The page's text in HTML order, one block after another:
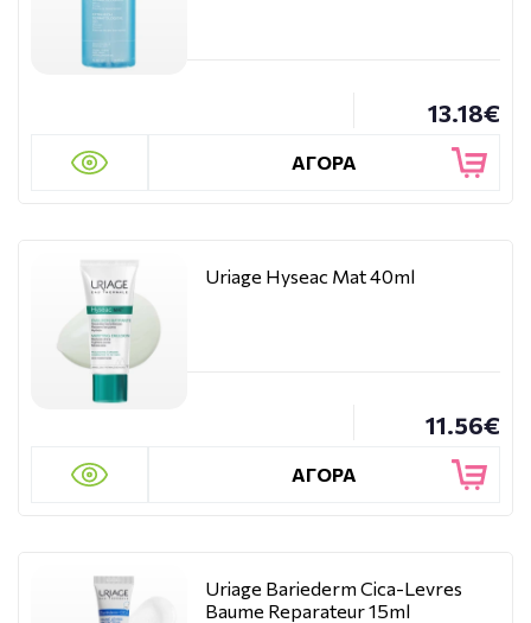
13.18€
ΑΓΟΡΑ
Uriage Hyseac Mat 40ml
11.56€
ΑΓΟΡΑ
Uriage Bariederm Cica-Levres
Baume Reparateur 15ml